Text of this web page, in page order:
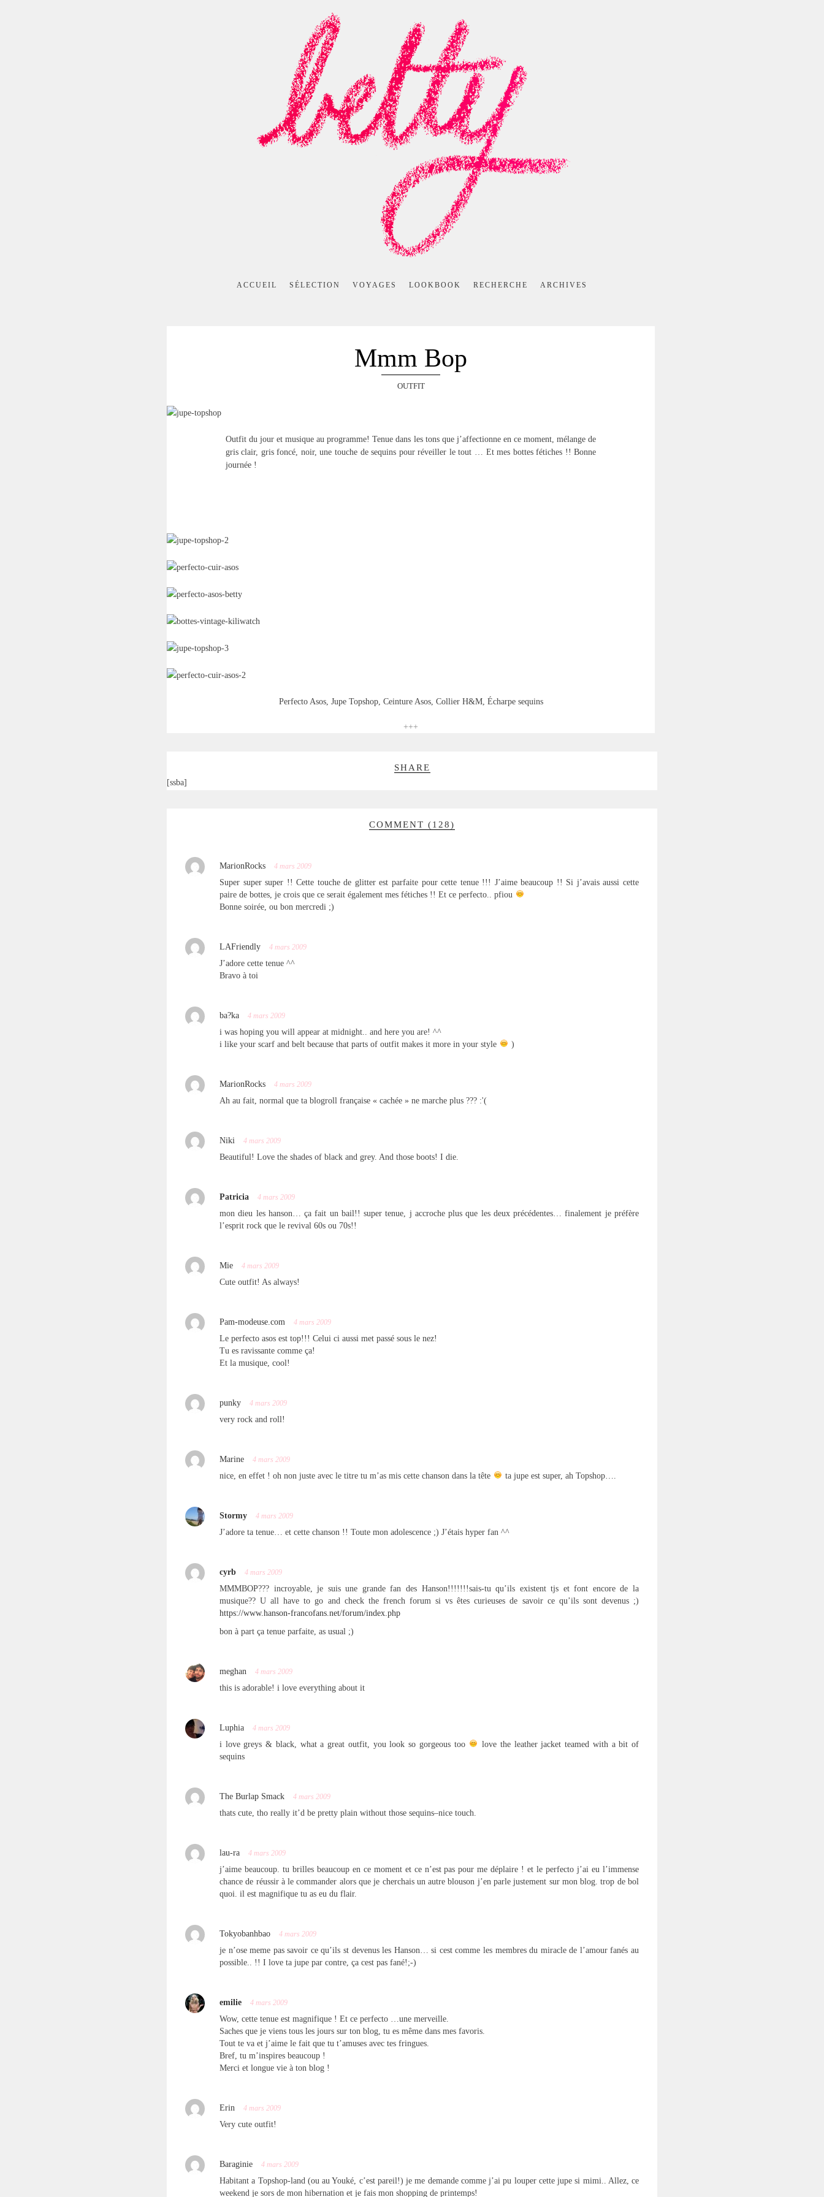
ACCUEIL SÉLECTION VOYAGES LOOKBOOK RECHERCHE ARCHIVES
Mmm Bop
OUTFIT
Outfit du jour et musique au programme! Tenue dans les tons que j’affectionne en ce moment, mélange de
gris clair, gris foncé, noir, une touche de sequins pour réveiller le tout … Et mes bottes fétiches !! Bonne
journée !
Perfecto Asos, Jupe Topshop, Ceinture Asos, Collier H&M, Écharpe sequins
+++
SHARE
[ssba]
COMMENT (128)
MarionRocks 4 mars 2009
Super super super !! Cette touche de glitter est parfaite pour cette tenue !!! J’aime beaucoup !! Si j’avais aussi cette
paire de bottes, je crois que ce serait également mes fétiches !! Et ce perfecto.. pfiou
Bonne soirée, ou bon mercredi ;)
LAFriendly 4 mars 2009
J’adore cette tenue ^^
Bravo à toi
ba?ka 4 mars 2009
i was hoping you will appear at midnight.. and here you are! ^^
i like your scarf and belt because that parts of outfit makes it more in your style
)
MarionRocks 4 mars 2009
Ah au fait, normal que ta blogroll française « cachée » ne marche plus ??? :'(
Niki 4 mars 2009
Beautiful! Love the shades of black and grey. And those boots! I die.
Patricia 4 mars 2009
mon dieu les hanson… ça fait un bail!! super tenue, j accroche plus que les deux précédentes… finalement je préfère
l’esprit rock que le revival 60s ou 70s!!
Mie 4 mars 2009
Cute outfit! As always!
Pam-modeuse.com 4 mars 2009
Le perfecto asos est top!!! Celui ci aussi met passé sous le nez!
Tu es ravissante comme ça!
Et la musique, cool!
punky 4 mars 2009
very rock and roll!
Marine 4 mars 2009
nice, en effet ! oh non juste avec le titre tu m’as mis cette chanson dans la tête ta jupe est super, ah Topshop….
Stormy 4 mars 2009
J’adore ta tenue… et cette chanson !! Toute mon adolescence ;) J’étais hyper fan ^^
cyrb 4 mars 2009
MMMBOP??? incroyable, je suis une grande fan des Hanson!!!!!!!sais-tu qu’ils existent tjs et font encore de la
musique?? U all have to go and check the french forum si vs êtes curieuses de savoir ce qu’ils sont devenus ;)
https://www.hanson-francofans.net/forum/index.php
bon à part ça tenue parfaite, as usual ;)
meghan 4 mars 2009
this is adorable! i love everything about it
Luphia 4 mars 2009
i love greys & black, what a great outfit, you look so gorgeous too
love the leather jacket teamed with a bit of
sequins
The Burlap Smack 4 mars 2009
thats cute, tho really it’d be pretty plain without those sequins–nice touch.
lau-ra 4 mars 2009
j’aime beaucoup. tu brilles beaucoup en ce moment et ce n’est pas pour me déplaire ! et le perfecto j’ai eu l’immense
chance de réussir à le commander alors que je cherchais un autre blouson j’en parle justement sur mon blog. trop de bol
quoi. il est magnifique tu as eu du flair.
Tokyobanhbao 4 mars 2009
je n’ose meme pas savoir ce qu’ils st devenus les Hanson… si cest comme les membres du miracle de l’amour fanés au
possible.. !! I love ta jupe par contre, ça cest pas fané!;-)
emilie 4 mars 2009
Wow, cette tenue est magnifique ! Et ce perfecto …une merveille.
Saches que je viens tous les jours sur ton blog, tu es même dans mes favoris.
Tout te va et j’aime le fait que tu t’amuses avec tes fringues.
Bref, tu m’inspires beaucoup !
Merci et longue vie à ton blog !
Erin 4 mars 2009
Very cute outfit!
Baraginie 4 mars 2009
Habitant a Topshop-land (ou au Youké, c’est pareil!) je me demande comme j’ai pu louper cette jupe si mimi.. Allez, ce
weekend je sors de mon hibernation et je fais mon shopping de printemps!